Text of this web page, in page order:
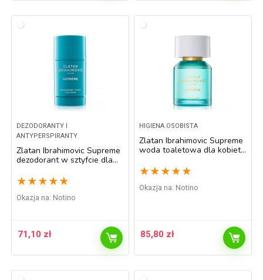
DEZODORANTY I
ANTYPERSPIRANTY
Zlatan Ibrahimovic Supreme
dezodorant w sztyfcie dla
★ ★ ★ ★ ★
Okazja na: Notino
71,10 zł
HIGIENA OSOBISTA
Zlatan Ibrahimovic Supreme
woda toaletowa dla kobiet
★ ★ ★ ★ ★
Okazja na: Notino
85,80 zł